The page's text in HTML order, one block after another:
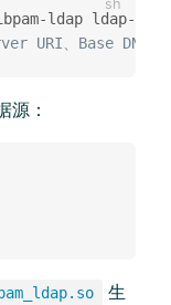
ldap ldap-
URI、Base DN、
源：
生